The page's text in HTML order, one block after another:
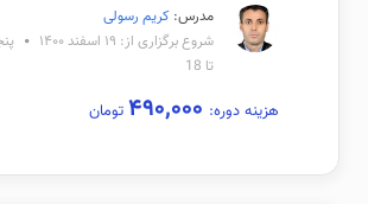
مدرس: کریم رسولی
شروع برگزاری از: ۱۹ اسفند ۱۴۰۰
تا 18
هزینه دوره: تومان